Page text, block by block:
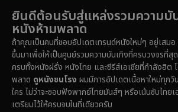
Detective สืบสวน
Disaster
Disney+
Documentary สารคดี
1985
1983
1981
1971
1962
ยินดีต้อนรับสู่แหล่งรวมความบั
หนังห้ามพลาด
ถ้าคุณเป็นคนที่ชอบอัปเดตเทรนด์หนังใหม่ๆ อยู่เสมอ
ขึ้นมาเพื่อให้เป็นศูนย์รวมความบันเทิงที่ครบวงจรที่สุ
ครบทั้งหนังฝรั่ง หนังไทย และซีรีส์เอเชียที่กำลังฮิต โ
พลาด ดูหนังชนโรง ผมมีการอัปเดตเนื้อหาใหม่ทุก
ใคร ไม่ว่าจะชอบฟังพากย์ไทยมันส์ๆ หรือเน้นซับไท
เตรียมไว้ให้ครบจบในที่เดียวครับ